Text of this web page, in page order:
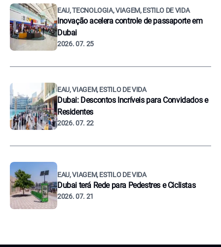
EAU, TECNOLOGIA, VIAGEM, ESTILO DE VIDA
Inovação acelera controle de passaporte em
Dubai
2026. 07. 25
EAU, VIAGEM, ESTILO DE VIDA
Dubai: Descontos Incríveis para Convidados e
Residentes
2026. 07. 22
EAU, VIAGEM, ESTILO DE VIDA
Dubai terá Rede para Pedestres e Ciclistas
2026. 07. 21